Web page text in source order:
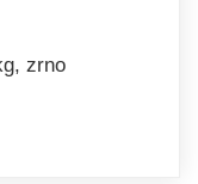
zrno